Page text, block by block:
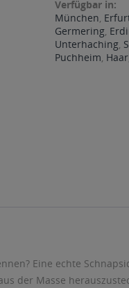
Verfügbar in:
München,
Germering,
Unterhaching,
Puchheim, Haar
Eine echte
der Masse